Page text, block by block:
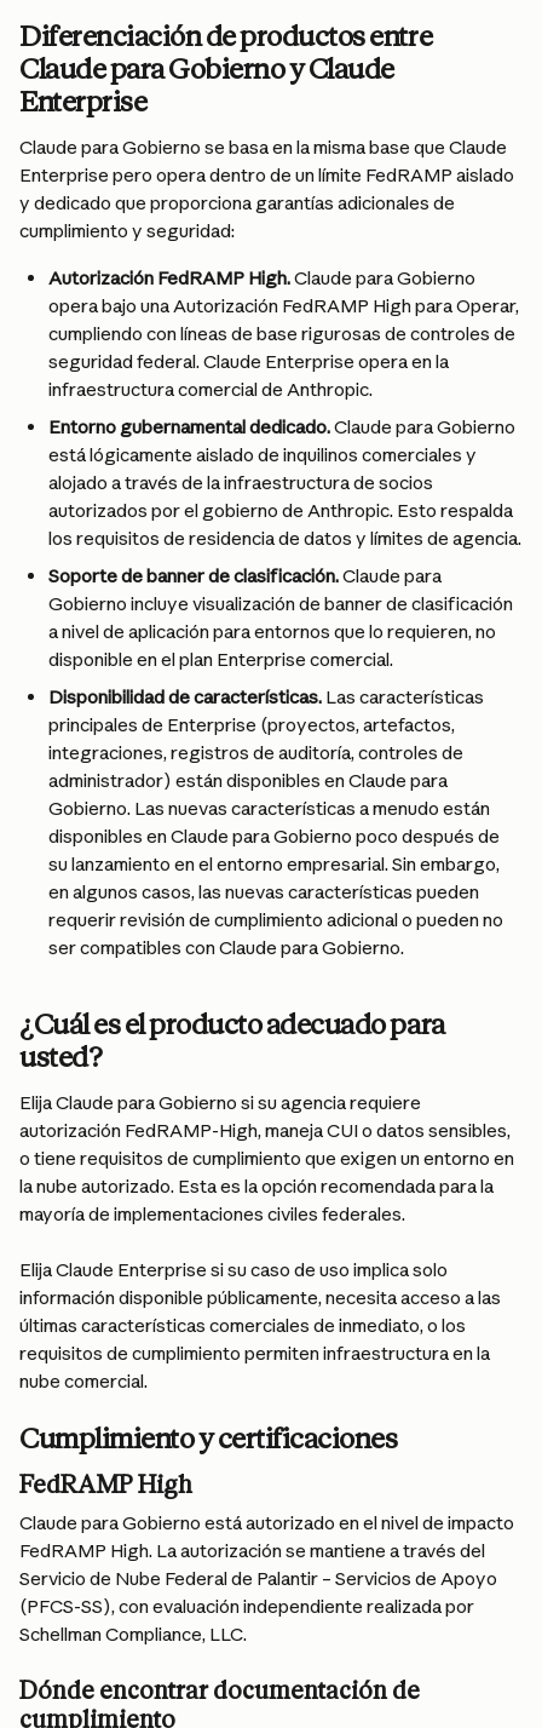
Diferenciación de productos entre
Claude para Gobierno y Claude
Enterprise
Claude para Gobierno se basa en la misma base que Claude
Enterprise pero opera dentro de un límite FedRAMP aislado
y dedicado que proporciona garantías adicionales de
cumplimiento y seguridad:
Autorización FedRAMP High. Claude para Gobierno
opera bajo una Autorización FedRAMP High para Operar,
cumpliendo con líneas de base rigurosas de controles de
seguridad federal. Claude Enterprise opera en la
infraestructura comercial de Anthropic.
Entorno gubernamental dedicado. Claude para Gobierno
está lógicamente aislado de inquilinos comerciales y
alojado a través de la infraestructura de socios
autorizados por el gobierno de Anthropic. Esto respalda
los requisitos de residencia de datos y límites de agencia.
Soporte de banner de clasificación. Claude para
Gobierno incluye visualización de banner de clasificación
a nivel de aplicación para entornos que lo requieren, no
disponible en el plan Enterprise comercial.
Disponibilidad de características. Las características
principales de Enterprise (proyectos, artefactos,
integraciones, registros de auditoría, controles de
administrador) están disponibles en Claude para
Gobierno. Las nuevas características a menudo están
disponibles en Claude para Gobierno poco después de
su lanzamiento en el entorno empresarial. Sin embargo,
en algunos casos, las nuevas características pueden
requerir revisión de cumplimiento adicional o pueden no
ser compatibles con Claude para Gobierno.
¿Cuál es el producto adecuado para
usted?
Elija Claude para Gobierno si su agencia requiere
autorización FedRAMP-High, maneja CUI o datos sensibles,
o tiene requisitos de cumplimiento que exigen un entorno en
la nube autorizado. Esta es la opción recomendada para la
mayoría de implementaciones civiles federales.
Elija Claude Enterprise si su caso de uso implica solo
información disponible públicamente, necesita acceso a las
últimas características comerciales de inmediato, o los
requisitos de cumplimiento permiten infraestructura en la
nube comercial.
Cumplimiento y certificaciones
FedRAMP High
Claude para Gobierno está autorizado en el nivel de impacto
FedRAMP High. La autorización se mantiene a través del
Servicio de Nube Federal de Palantir – Servicios de Apoyo
(PFCS-SS), con evaluación independiente realizada por
Schellman Compliance, LLC.
Dónde encontrar documentación de
cumplimiento